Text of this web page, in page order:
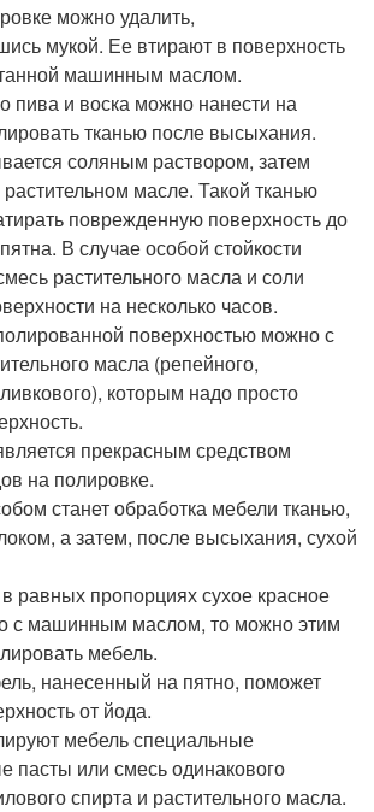
можно удалить,
мукой. Ее втирают в поверхность
машинным маслом.
пива и воска можно нанести на
тканью после высыхания.
соляным раствором, затем
масле. Такой тканью
поврежденную поверхность до
В случае особой стойкости
растительного масла и соли
на несколько часов.
поверхностью можно с
масла (репейного,
которым надо просто
прекрасным средством
на полировке.
станет обработка мебели тканью,
а затем, после высыхания, сухой
равных пропорциях сухое красное
с машинным маслом, то можно этим
мебель.
нанесенный на пятно, поможет
от йода.
мебель специальные
пасты или смесь одинакового
спирта и растительного масла.